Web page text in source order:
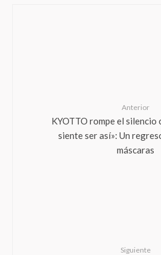
Anterior
KYOTTO rompe el silencio
siente ser así»: Un
máscaras
Siguiente